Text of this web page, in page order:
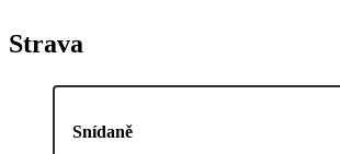
Strava
Snídaně